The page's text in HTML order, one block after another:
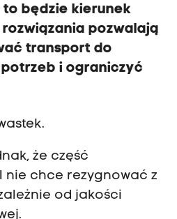
to będzie kierunek
pozwalają
transport do
i ograniczyć
że część
nie chce rezygnować z
od jakości